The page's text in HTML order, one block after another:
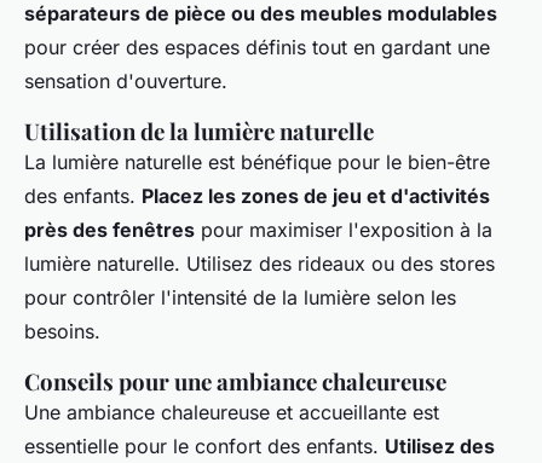
séparateurs de pièce ou des meubles modulables
pour créer des espaces définis tout en gardant une
sensation d'ouverture.
Utilisation de la lumière naturelle
La lumière naturelle est bénéfique pour le bien-être
des enfants. Placez les zones de jeu et d'activités
près des fenêtres pour maximiser l'exposition à la
lumière naturelle. Utilisez des rideaux ou des stores
pour contrôler l'intensité de la lumière selon les
besoins.
Conseils pour une ambiance chaleureuse
Une ambiance chaleureuse et accueillante est
essentielle pour le confort des enfants. Utilisez des